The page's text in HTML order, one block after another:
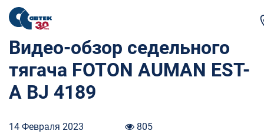
Видео-обзор седельного
тягача FOTON AUMAN EST-
A BJ 4189
14 Февраля 2023
805